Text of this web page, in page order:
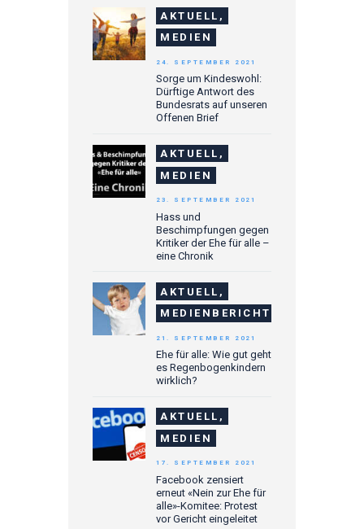
AKTUELL,
MEDIEN
Sorge um Kindeswohl:
Dürftige Antwort des
Bundesrats auf unseren
Offenen Brief
24. SEPTEMBER 2021
AKTUELL,
MEDIEN
Hass und
Beschimpfungen gegen
Kritiker der Ehe für alle –
eine Chronik
23. SEPTEMBER 2021
AKTUELL,
MEDIENBERICHTE
Ehe für alle: Wie gut geht
es Regenbogenkindern
wirklich?
21. SEPTEMBER 2021
AKTUELL,
MEDIEN
Facebook zensiert
erneut «Nein zur Ehe für
alle»-Komitee: Protest
vor Gericht eingeleitet
17. SEPTEMBER 2021